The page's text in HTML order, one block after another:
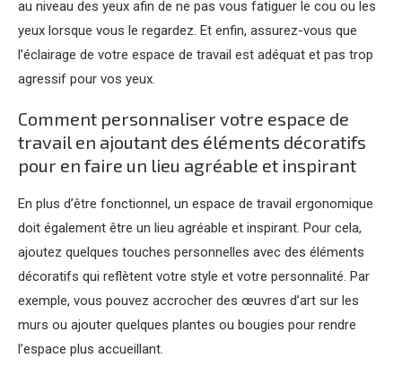
au niveau des yeux afin de ne pas vous fatiguer le cou ou les
yeux lorsque vous le regardez. Et enfin, assurez-vous que
l’éclairage de votre espace de travail est adéquat et pas trop
agressif pour vos yeux.
Comment personnaliser votre espace de
travail en ajoutant des éléments décoratifs
pour en faire un lieu agréable et inspirant
En plus d’être fonctionnel, un espace de travail ergonomique
doit également être un lieu agréable et inspirant. Pour cela,
ajoutez quelques touches personnelles avec des éléments
décoratifs qui reflètent votre style et votre personnalité. Par
exemple, vous pouvez accrocher des œuvres d’art sur les
murs ou ajouter quelques plantes ou bougies pour rendre
l’espace plus accueillant.